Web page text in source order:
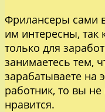
Фрилансеры сами
им интересны, так
только для
занимаетесь тем,
зарабатываете на
работник, то вы
нравится.